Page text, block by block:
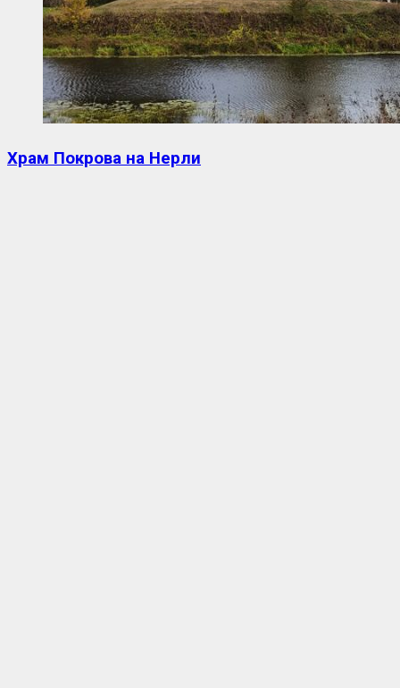
Храм Покрова на Нерли